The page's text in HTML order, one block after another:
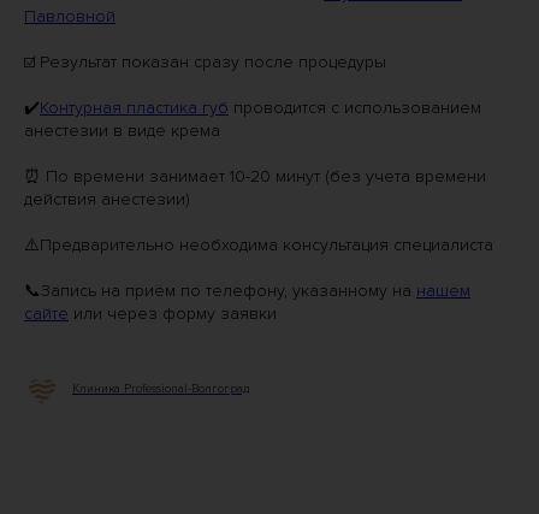
Павловной
☑️ Результат показан сразу после процедуры
✔️Контурная пластика губ проводится с использованием
анестезии в виде крема
⏰ По времени занимает 10-20 минут (без учета времени
действия анестезии)⠀
⚠️Предварительно необходима консультация специалиста
📞Запись на приём по телефону, указанному на нашем
сайте или через форму заявки
Клиника Professional-Волгоград